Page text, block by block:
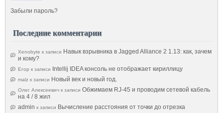
Забыли пароль?
Последние комментарии
Xenobyte к записи Навык взрывника в Jagged Alliance 2 1.13: как, зачем
и кому?
Егор к записи Intellij IDEA консоль не отображает кириллицу
malz к записи Новый век и новый год.
Олег Алексеевич к записи Обжимаем RJ-45 и проводим сетевой кабель
на 4 / 8 жил
admin к записи Вычисление расстояния от точки до отрезка